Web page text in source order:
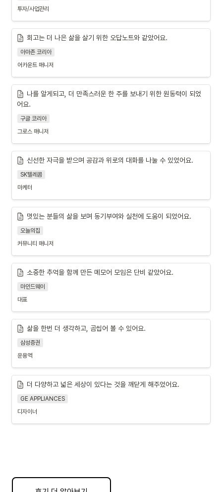
투자/사업관리
회고는 더 나은 삶을 살기 위한 오답노트와 같았어요.
아마존 코리아
어카운트 매니저
나를 알게되고, 더 만족스러운 한 주를 보내기 위한 원동력이 되었
어요.
구글 코리아
그로스 매니저
신선한 자극을 받으며 공감과 위로의 대화를 나눌 수 있었어요.
SK텔레콤
마케터
멋있는 분들의 삶을 보며 동기부여와 실천에 도움이 되었어요.
오늘의집
커뮤니티 매니저
소중한 추억을 함께 만든 메모어 모임은 단비 같았어요.
마인드웨이
대표
삶을 한번 더 생각하고, 곰씹어 볼 수 있어요.
삼성증권
운용역
더 다양하고 넓은 세상이 있다는 것을 깨닫게 해주었어요.
GE APPLIANCES
디자이너